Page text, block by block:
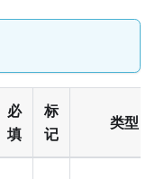
必
填
标
记
类型